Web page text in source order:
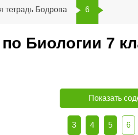
тетрадь Бодрова 6
Биологии 7
Показать
3 4 5 6